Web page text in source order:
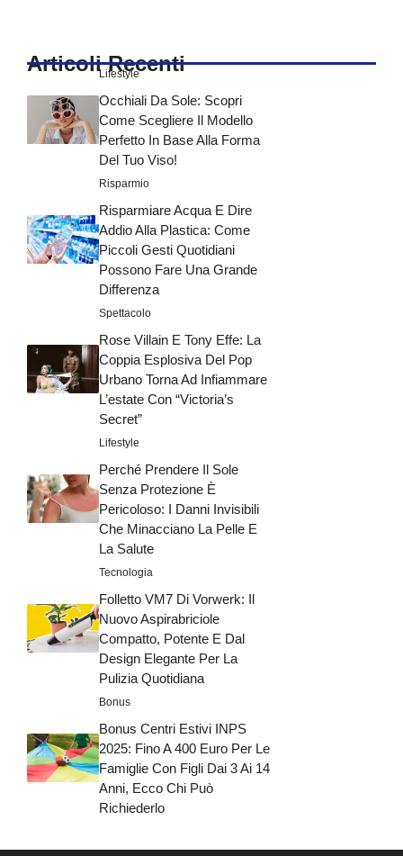
Articoli Recenti
Lifestyle
Occhiali Da Sole: Scopri
Come Scegliere Il Modello
Perfetto In Base Alla Forma
Del Tuo Viso!
Risparmio
Risparmiare Acqua E Dire
Addio Alla Plastica: Come
Piccoli Gesti Quotidiani
Possono Fare Una Grande
Differenza
Spettacolo
Rose Villain E Tony Effe: La
Coppia Esplosiva Del Pop
Urbano Torna Ad Infiammare
L’estate Con “Victoria’s
Secret”
Lifestyle
Perché Prendere Il Sole
Senza Protezione È
Pericoloso: I Danni Invisibili
Che Minacciano La Pelle E
La Salute
Tecnologia
Folletto VM7 Di Vorwerk: Il
Nuovo Aspirabriciole
Compatto, Potente E Dal
Design Elegante Per La
Pulizia Quotidiana
Bonus
Bonus Centri Estivi INPS
2025: Fino A 400 Euro Per Le
Famiglie Con Figli Dai 3 Ai 14
Anni, Ecco Chi Può
Richiederlo